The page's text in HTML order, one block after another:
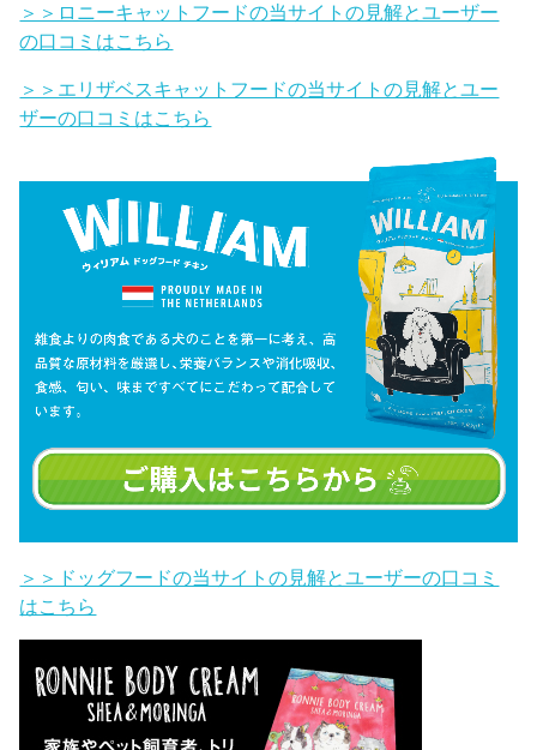
＞＞ロニーキャットフードの当サイトの見解とユーザー
の口コミはこちら
＞＞エリザベスキャットフードの当サイトの見解とユー
ザーの口コミはこちら
＞＞ドッグフードの当サイトの見解とユーザーの口コミ
はこちら